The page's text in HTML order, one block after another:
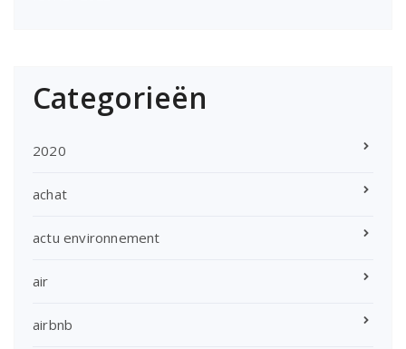
Categorieën
2020
achat
actu environnement
air
airbnb